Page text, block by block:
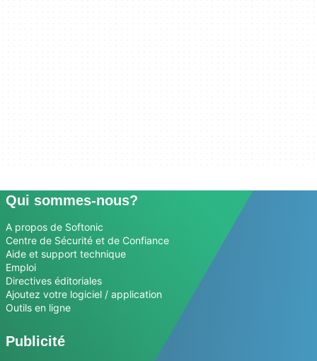
Qui sommes-nous?
A propos de Softonic
Centre de Sécurité et de Confiance
Aide et support technique
Emploi
Directives éditoriales
Ajoutez votre logiciel / application
Outils en ligne
Publicité